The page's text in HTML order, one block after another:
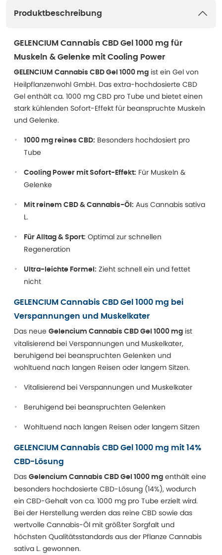
Produktbeschreibung
GELENCIUM Cannabis CBD Gel 1000 mg für
Muskeln & Gelenke mit Cooling Power
GELENCIUM Cannabis CBD Gel 1000 mg ist ein Gel von
Heilpflanzenwohl GmbH. Das extra-hochdosierte CBD
Gel enthält ca. 1000 mg CBD pro Tube und bietet einen
stark kühlenden Sofort-Effekt für beanspruchte Muskeln
und Gelenke.
1000 mg reines CBD: Besonders hochdosiert pro
Tube
Cooling Power mit Sofort-Effekt: Für Muskeln &
Gelenke
Mit reinem CBD & Cannabis-Öl: Aus Cannabis sativa
L.
Für Alltag & Sport: Optimal zur schnellen
Regeneration
Ultra-leichte Formel: Zieht schnell ein und fettet
nicht
GELENCIUM Cannabis CBD Gel 1000 mg bei
Verspannungen und Muskelkater
Das neue Gelencium Cannabis CBD Gel 1000 mg ist
vitalisierend bei Verspannungen und Muskelkater,
beruhigend bei beanspruchten Gelenken und
wohltuend nach langen Reisen oder langem Sitzen.
Vitalisierend bei Verspannungen und Muskelkater
Beruhigend bei beanspruchten Gelenken
Wohltuend nach langen Reisen oder langem Sitzen
GELENCIUM Cannabis CBD Gel 1000 mg mit 14%
CBD-Lösung
Das Gelencium Cannabis CBD Gel 1000 mg enthält eine
besonders hochdosierte CBD-Lösung (14%), wodurch
ein CBD-Gehalt von ca. 1000 mg pro Tube erzielt wird.
Bei der Herstellung werden das reine CBD sowie das
wertvolle Cannabis-Öl mit größter Sorgfalt und
höchsten Qualitätsstandards aus der Pflanze Cannabis
sativa L. gewonnen.